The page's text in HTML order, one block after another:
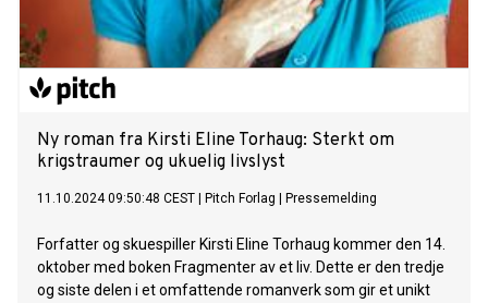
Ny roman fra Kirsti Eline Torhaug: Sterkt om
krigstraumer og ukuelig livslyst
11.10.2024 09:50:48 CEST Pitch Forlag Pressemelding
Forfatter og skuespiller Kirsti Eline Torhaug kommer den 14.
oktober med boken Fragmenter av et liv. Dette er den tredje
og siste delen i et omfattende romanverk som gir et unikt